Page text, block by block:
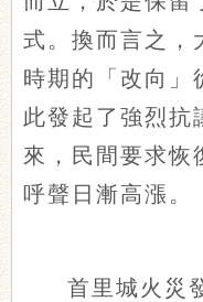
式。換而言之，
時期的「改向」
此發起了強烈抗
來，民間要求恢
呼聲日漸高漲。
首里城火災